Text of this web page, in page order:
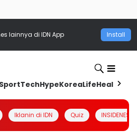
lainnya di IDN App Install
SportTechHypeKoreaLifeHealth
Iklanin di IDN Quiz INSIDENESIA